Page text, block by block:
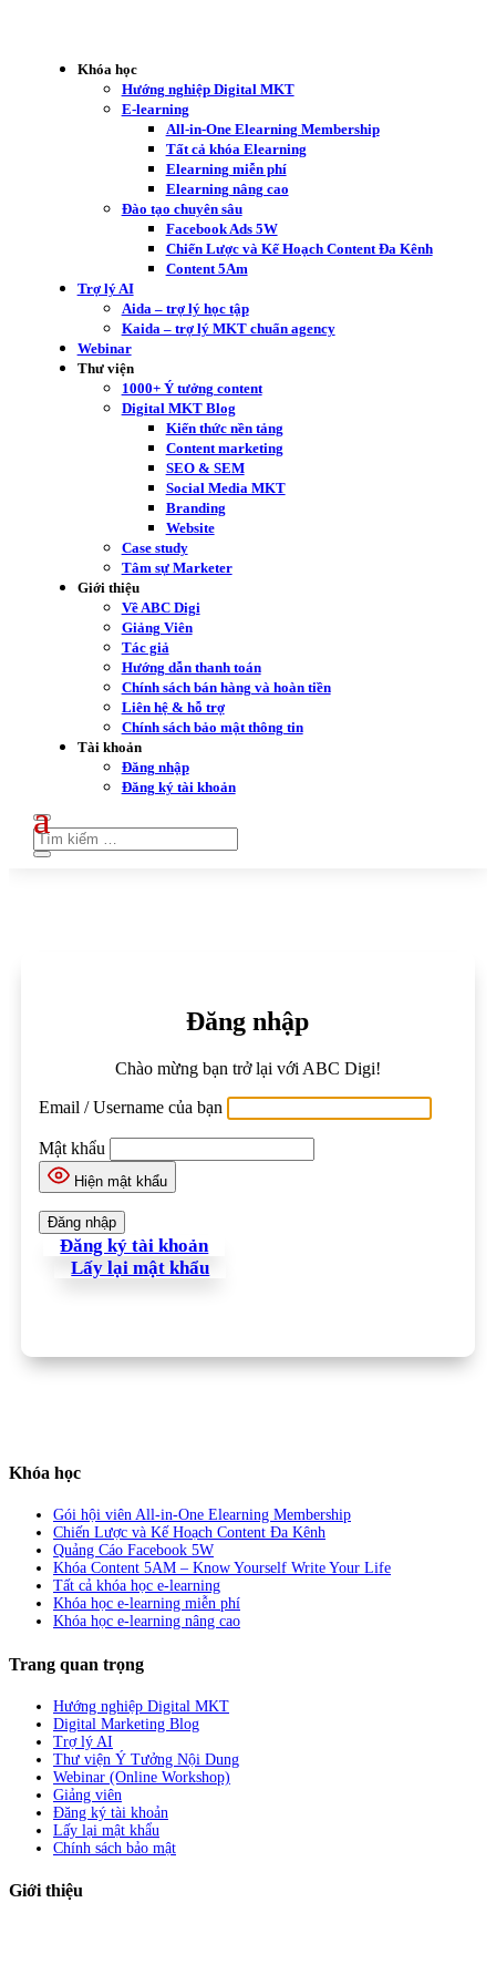
Khóa học
Hướng nghiệp Digital MKT
E-learning
All-in-One Elearning Membership
Tất cả khóa Elearning
Elearning miễn phí
Elearning nâng cao
Đào tạo chuyên sâu
Facebook Ads 5W
Chiến Lược và Kế Hoạch Content Đa Kênh
Content 5Am
Trợ lý AI
Aida – trợ lý học tập
Kaida – trợ lý MKT chuẩn agency
Webinar
Thư viện
1000+ Ý tưởng content
Digital MKT Blog
Kiến thức nền tảng
Content marketing
SEO & SEM
Social Media MKT
Branding
Website
Case study
Tâm sự Marketer
Giới thiệu
Về ABC Digi
Giảng Viên
Tác giả
Hướng dẫn thanh toán
Chính sách bán hàng và hoàn tiền
Liên hệ & hỗ trợ
Chính sách bảo mật thông tin
Tài khoản
Đăng nhập
Đăng ký tài khoản
Đăng nhập
Chào mừng bạn trở lại với ABC Digi!
Email / Username của bạn
Mật khẩu
Hiện mật khẩu
Đăng ký tài khoản
Lấy lại mật khẩu
Khóa học
Gói hội viên All-in-One Elearning Membership
Chiến Lược và Kế Hoạch Content Đa Kênh
Quảng Cáo Facebook 5W
Khóa Content 5AM – Know Yourself Write Your Life
Tất cả khóa học e-learning
Khóa học e-learning miễn phí
Khóa học e-learning nâng cao
Trang quan trọng
Hướng nghiệp Digital MKT
Digital Marketing Blog
Trợ lý AI
Thư viện Ý Tưởng Nội Dung
Webinar (Online Workshop)
Giảng viên
Đăng ký tài khoản
Lấy lại mật khẩu
Chính sách bảo mật
Giới thiệu